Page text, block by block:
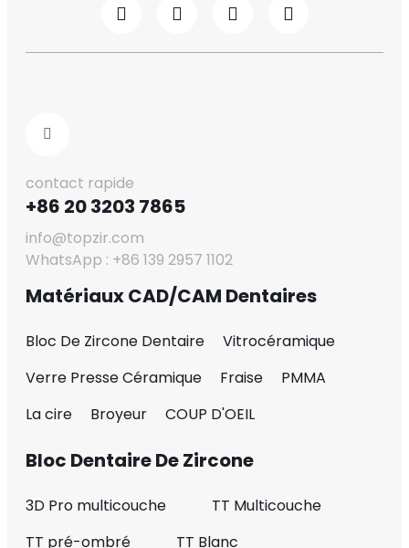
contact rapide
+86 20 3203 7865
info@topzir.com
WhatsApp : +86 139 2957 1102
Matériaux CAD/CAM Dentaires
Bloc De Zircone Dentaire
Vitrocéramique
Verre Presse Céramique
Fraise
PMMA
La cire
Broyeur COUP D'OEIL
Bloc Dentaire De Zircone
3D Pro multicouche
TT Multicouche
TT pré-ombré
TT Blanc